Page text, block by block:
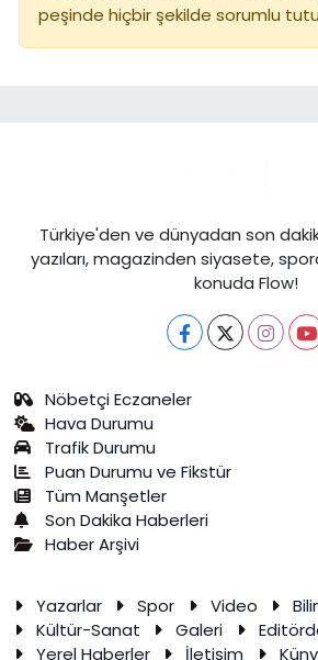
peşinde hiçbir şekilde sorumlu
Türkiye'den ve dünyadan son
yazıları, magazinden siyasete,
konuda Flow!
Nöbetçi Eczaneler
Hava Durumu
Trafik Durumu
Puan Durumu ve Fikstür
Tüm Manşetler
Son Dakika Haberleri
Haber Arşivi
Yazarlar Spor Video
Kültür-Sanat
Galeri
Yerel Haberler
İletişim